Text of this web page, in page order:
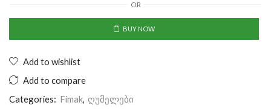
OR
BUY NOW
Add to wishlist
Add to compare
Categories: Fimak, ღუმელები